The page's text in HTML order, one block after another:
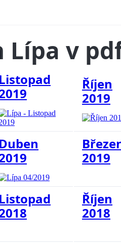
Lípa v
Listopad
Říjen
2019
Duben
2019
Listopad
Říjen
2018